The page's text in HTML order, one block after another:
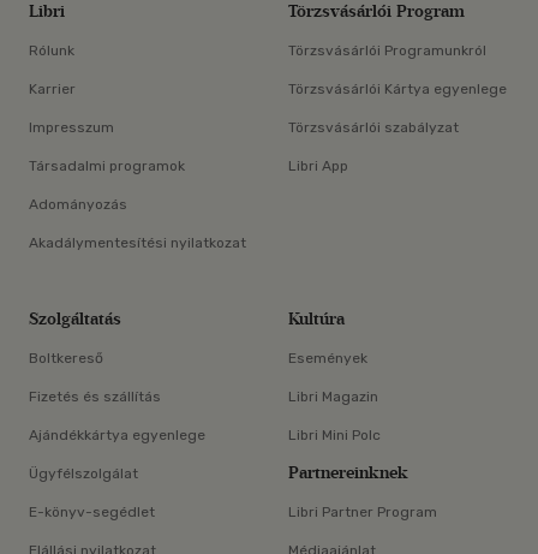
Libri
Rólunk
Karrier
Impresszum
Társadalmi programok
Adományozás
Akadálymentesítési nyilatkozat
Törzsvásárlói Program
Törzsvásárlói Programunkról
Törzsvásárlói Kártya egyenlege
Törzsvásárlói szabályzat
Libri App
Szolgáltatás
Boltkereső
Fizetés és szállítás
Ajándékkártya egyenlege
Ügyfélszolgálat
E-könyv-segédlet
Elállási nyilatkozat
Kultúra
Események
Libri Magazin
Libri Mini Polc
Partnereinknek
Libri Partner Program
Médiaajánlat